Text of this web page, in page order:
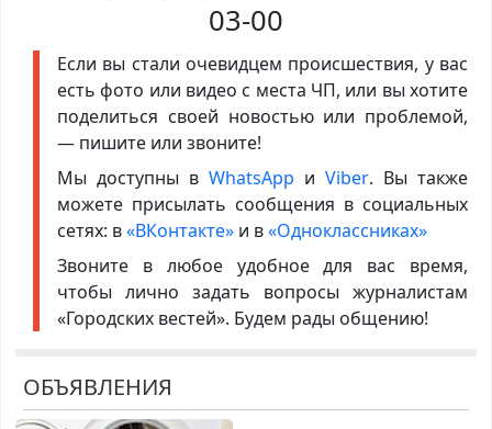
03-00
Если вы стали очевидцем происшествия, у вас
есть фото или видео с места ЧП, или вы хотите
поделиться своей новостью или проблемой,
— пишите или звоните!
Мы доступны в WhatsApp иViber. Вы также
можете присылать сообщения в социальных
сетях: в«ВКонтакте»и в«Одноклассниках»
Звоните в любое удобное для вас время,
чтобы лично задать вопросы журналистам
«Городских вестей». Будем рады общению!
ОБЪЯВЛЕНИЯ